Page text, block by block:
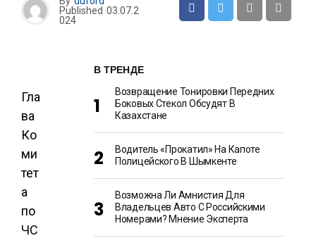
Published 03.07.2
024
Гла
ва
Ко
ми
тет
а
по
ЧС
В ТРЕНДЕ
Возвращение Тонировки Передних
Боковых Стекол Обсудят В
Казахстане
Водитель «прокатил» На Капоте
Полицейского В Шымкенте
Возможна Ли Амнистия Для
Владельцев Авто С Российскими
Номерами? Мнение Эксперта